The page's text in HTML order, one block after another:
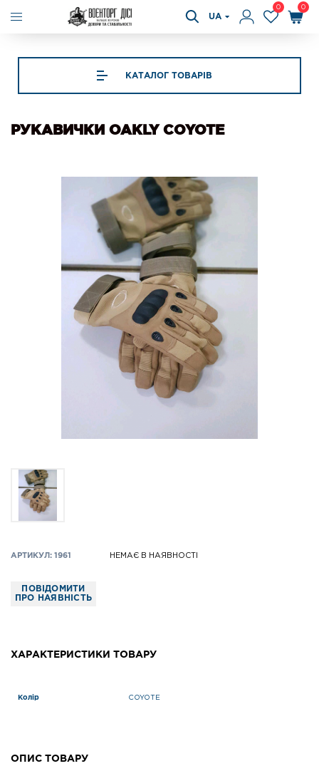
UA
0 0
КАТАЛОГ ТОВАРІВ
РУКАВИЧКИ OAKLY COYOTE
АРТИКУЛ: 1961 НЕМАЄ В НАЯВНОСТІ
ПОВІДОМИТИ
ПРО НАЯВНІСТЬ
ХАРАКТЕРИСТИКИ ТОВАРУ
Колір COYOTE
ОПИС ТОВАРУ